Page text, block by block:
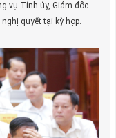
vụ Tỉnh ủy, Giám đốc
quyết tại kỳ họp.